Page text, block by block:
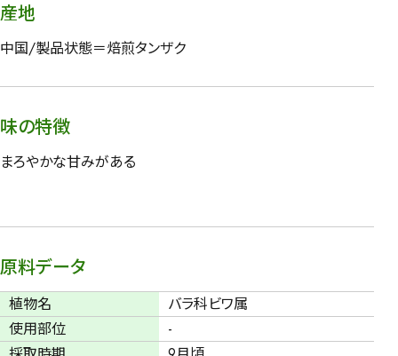
産地
中国/製品状態＝焙煎タンザク
味の特徴
まろやかな甘みがある
原料データ
植物名
バラ科ビワ属
使用部位
-